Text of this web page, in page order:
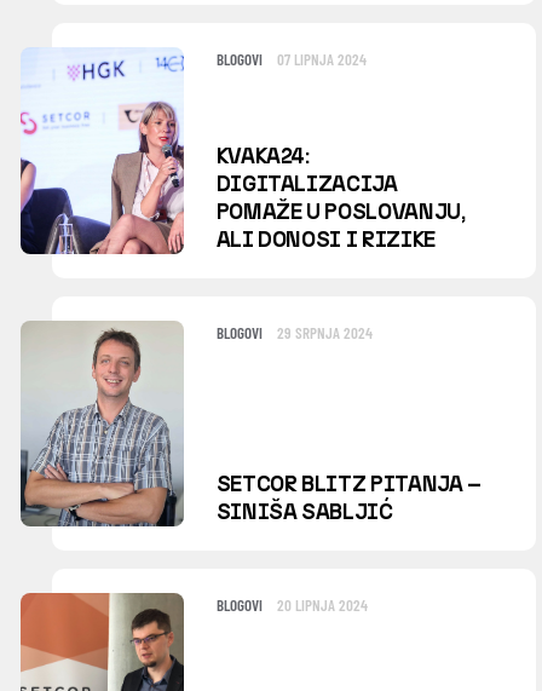
BLOGOVI 07 LIPNJA 2024
KVAKA24:
DIGITALIZACIJA
POMAŽE U POSLOVANJU,
ALI DONOSI I RIZIKE
BLOGOVI 29 SRPNJA 2024
SETCOR BLITZ PITANJA –
SINIŠA SABLJIĆ
BLOGOVI 20 LIPNJA 2024